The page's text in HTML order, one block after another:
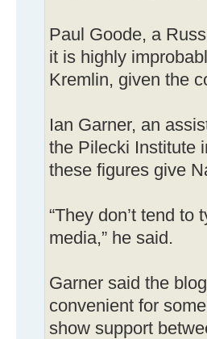
Paul Goode, a
it is highly
Kremlin, given the
Ian Garner, an
the Pilecki Institute
these figures give
“They don’t tend
media,” he said.
Garner said the
convenient for
show support